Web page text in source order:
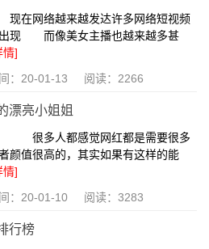
络越来越发达许多网络短视频
现 而像美女主播也越来越多甚
情]
：20-01-13 阅读：2266
漂亮小姐姐
都感觉网红都是需要很多
颜值很高的，其实如果有这样的能
情]
：20-01-10 阅读：3283
行榜